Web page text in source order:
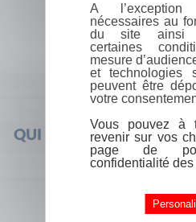
QUI SOMMES-NOUS ?
A
nécessaires au
du site ainsi
certaines
mesure
et technologies
peuvent être
votre
Vous pouvez à
revenir sur vos
page de
confidentialité